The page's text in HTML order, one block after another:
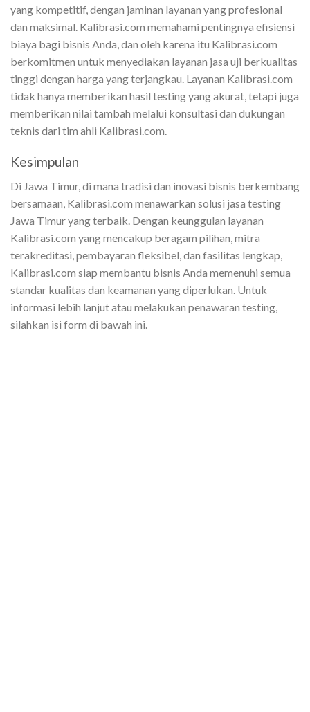
yang kompetitif, dengan jaminan layanan yang profesional
dan maksimal. Kalibrasi.com memahami pentingnya efisiensi
biaya bagi bisnis Anda, dan oleh karena itu Kalibrasi.com
berkomitmen untuk menyediakan layanan jasa uji berkualitas
tinggi dengan harga yang terjangkau. Layanan Kalibrasi.com
tidak hanya memberikan hasil testing yang akurat, tetapi juga
memberikan nilai tambah melalui konsultasi dan dukungan
teknis dari tim ahli Kalibrasi.com.
Kesimpulan
Di Jawa Timur, di mana tradisi dan inovasi bisnis berkembang
bersamaan, Kalibrasi.com menawarkan solusi jasa testing
Jawa Timur yang terbaik. Dengan keunggulan layanan
Kalibrasi.com yang mencakup beragam pilihan, mitra
terakreditasi, pembayaran fleksibel, dan fasilitas lengkap,
Kalibrasi.com siap membantu bisnis Anda memenuhi semua
standar kualitas dan keamanan yang diperlukan. Untuk
informasi lebih lanjut atau melakukan penawaran testing,
silahkan isi form di bawah ini.